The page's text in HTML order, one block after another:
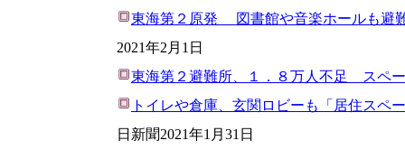
東海第２原発 図書館や音楽ホールも避
2021年2月1日
東海第２避難所、１．８万人不足 スペ
トイレや倉庫、玄関ロビーも「居住ス
日新聞2021年1月31日